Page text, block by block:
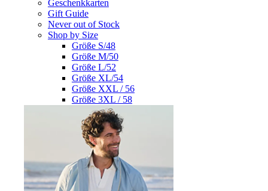
Geschenkkarten
Gift Guide
Never out of Stock
Shop by Size
Größe S/48
Größe M/50
Größe L/52
Größe XL/54
Größe XXL / 56
Größe 3XL / 58